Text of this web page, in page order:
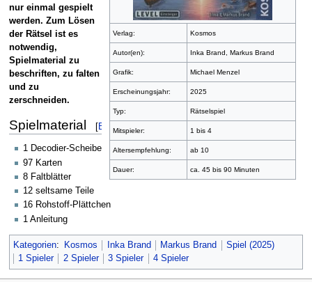
Verlag: Kosmos
Autor(en): Inka Brand, Markus Brand
Grafik: Michael Menzel
Erscheinungsjahr: 2025
Typ: Rätselspiel
Mitspieler: 1 bis 4
Altersempfehlung: ab 10
Dauer: ca. 45 bis 90 Minuten
nur einmal gespielt
werden. Zum Lösen
der Rätsel ist es
notwendig,
Spielmaterial zu
beschriften, zu falten
und zu
zerschneiden.
Spielmaterial [Bearbeiten
1 Decodier-Scheibe
97 Karten
8 Faltblätter
12 seltsame Teile
16 Rohstoff-Plättchen
1 Anleitung
Kategorien: Kosmos Inka Brand Markus Brand
Spiel (2025)
1 Spieler
2 Spieler 3 Spieler 4 Spieler